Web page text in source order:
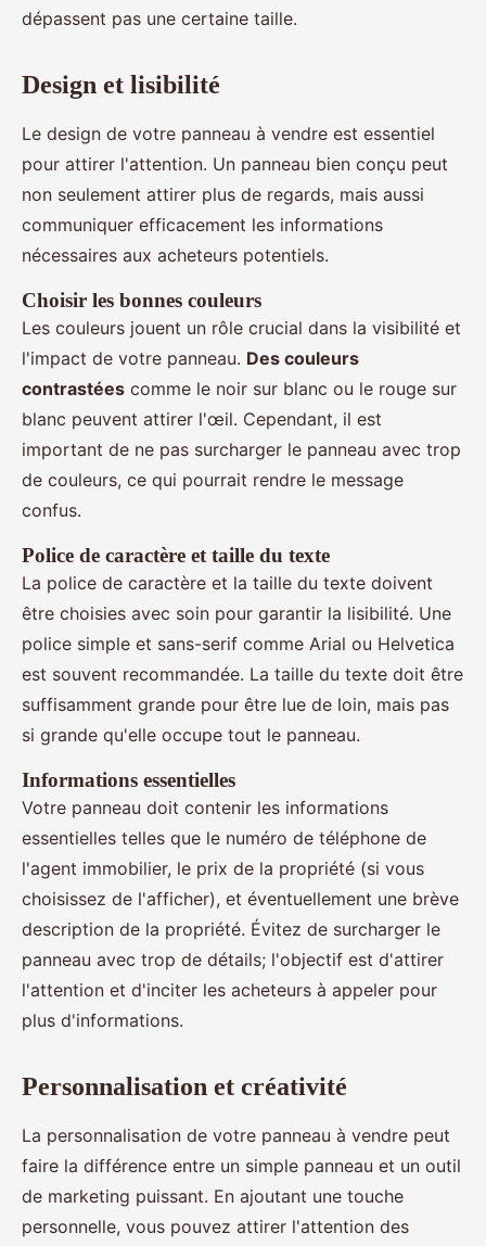
dépassent pas une certaine taille.
Design et lisibilité
Le design de votre panneau à vendre est essentiel
pour attirer l'attention. Un panneau bien conçu peut
non seulement attirer plus de regards, mais aussi
communiquer efficacement les informations
nécessaires aux acheteurs potentiels.
Choisir les bonnes couleurs
Les couleurs jouent un rôle crucial dans la visibilité et
l'impact de votre panneau. Des couleurs
contrastées comme le noir sur blanc ou le rouge sur
blanc peuvent attirer l'œil. Cependant, il est
important de ne pas surcharger le panneau avec trop
de couleurs, ce qui pourrait rendre le message
confus.
Police de caractère et taille du texte
La police de caractère et la taille du texte doivent
être choisies avec soin pour garantir la lisibilité. Une
police simple et sans-serif comme Arial ou Helvetica
est souvent recommandée. La taille du texte doit être
suffisamment grande pour être lue de loin, mais pas
si grande qu'elle occupe tout le panneau.
Informations essentielles
Votre panneau doit contenir les informations
essentielles telles que le numéro de téléphone de
l'agent immobilier, le prix de la propriété (si vous
choisissez de l'afficher), et éventuellement une brève
description de la propriété. Évitez de surcharger le
panneau avec trop de détails; l'objectif est d'attirer
l'attention et d'inciter les acheteurs à appeler pour
plus d'informations.
Personnalisation et créativité
La personnalisation de votre panneau à vendre peut
faire la différence entre un simple panneau et un outil
de marketing puissant. En ajoutant une touche
personnelle, vous pouvez attirer l'attention des